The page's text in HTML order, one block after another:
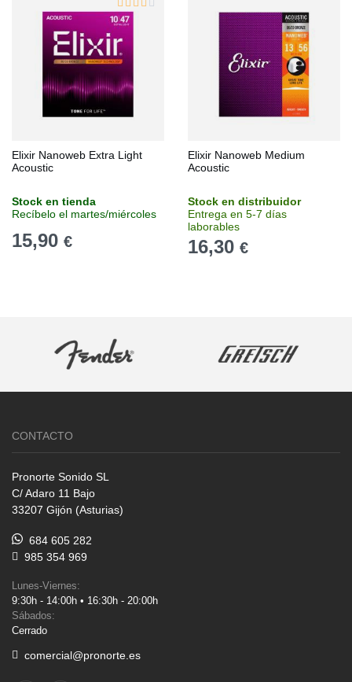
Elixir Nanoweb Extra Light
Acoustic
Stock en tienda
Recíbelo el martes/miércoles
15,90 €
Elixir Nanoweb Medium
Acoustic
Stock en distribuidor
Entrega en 5-7 días
laborables
16,30 €
CONTACTO
Pronorte Sonido SL
C/ Adaro 11 Bajo
33207 Gijón (Asturias)
684 605 282
985 354 969
Lunes-Viernes:
9:30h - 14:00h • 16:30h - 20:00h
Sábados:
Cerrado
comercial@pronorte.es